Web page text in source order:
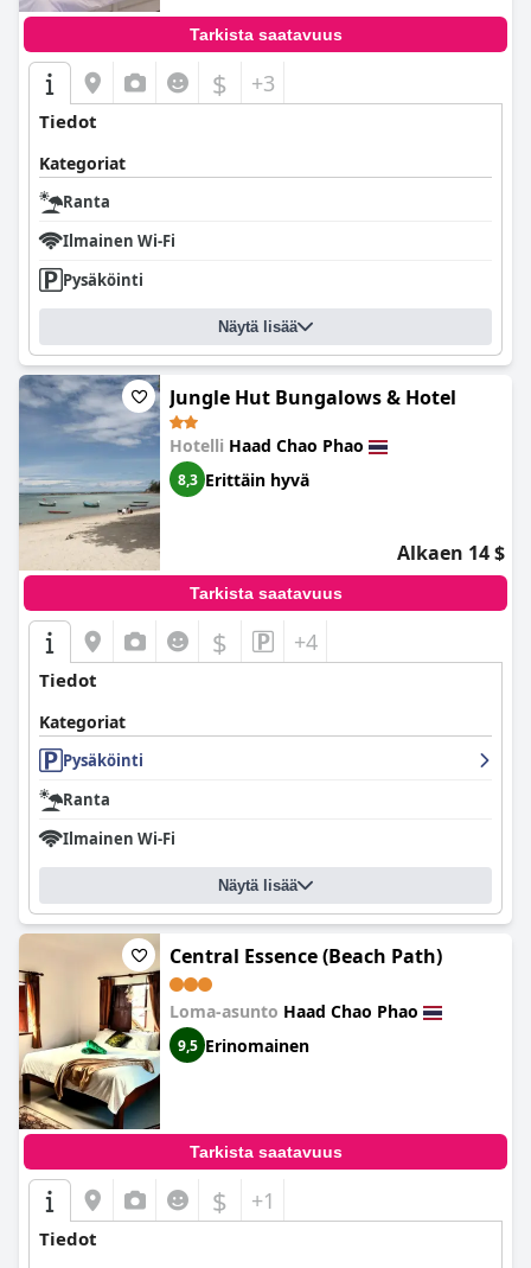
Tarkista saatavuus
$ +3
Tiedot
Kategoriat
Ranta
Ilmainen Wi-Fi
Pysäköinti
Näytä lisää
Jungle Hut Bungalows & Hotel
Hotelli Haad Chao Phao
8,3 Erittäin hyvä
Alkaen 14 $
Tarkista saatavuus
$ +4
Tiedot
Kategoriat
Pysäköinti
Ranta
Ilmainen Wi-Fi
Näytä lisää
Central Essence (Beach Path)
Loma-asunto Haad Chao Phao
9,5 Erinomainen
Tarkista saatavuus
$ +1
Tiedot